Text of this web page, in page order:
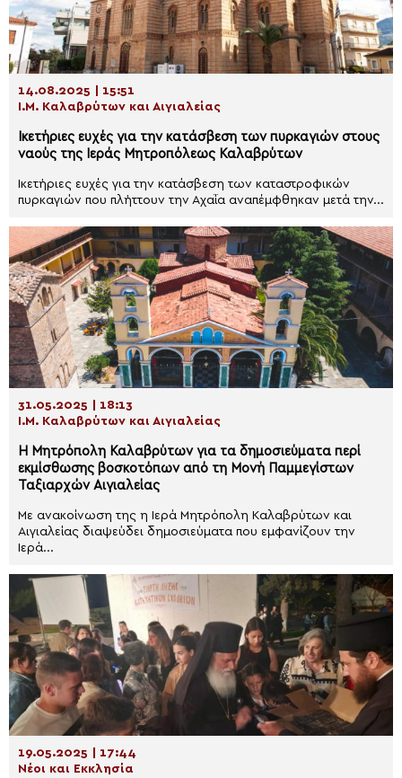
14.08.2025 | 15:51
Ι.Μ. Καλαβρύτων και Αιγιαλείας
Ικετήριες ευχές για την κατάσβεση των πυρκαγιών στους
ναούς της Ιεράς Μητροπόλεως Καλαβρύτων
Ικετήριες ευχές για την κατάσβεση των καταστροφικών
πυρκαγιών που πλήττουν την Αχαΐα αναπέμφθηκαν μετά την...
31.05.2025 | 18:13
Ι.Μ. Καλαβρύτων και Αιγιαλείας
H Μητρόπολη Καλαβρύτων για τα δημοσιεύματα περί
εκμίσθωσης βοσκοτόπων από τη Μονή Παμμεγίστων
Ταξιαρχών Αιγιαλείας
Με ανακοίνωση της η Ιερά Μητρόπολη Καλαβρύτων και
Αιγιαλείας διαψεύδει δημοσιεύματα που εμφανίζουν την
Ιερά...
19.05.2025 | 17:44
Νέοι και Εκκλησία